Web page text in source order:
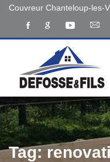
Couvreur Chanteloup-les-
Tag: